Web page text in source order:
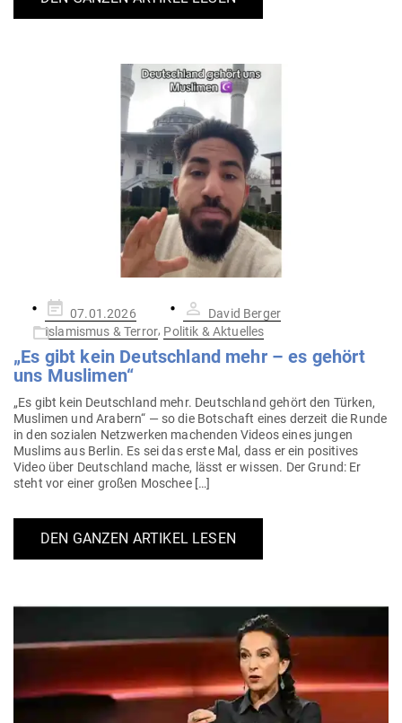
Gepostet
am
07.01.2026
David Berger
Islamismus & Terror, Politik & Aktuelles
„Es gibt kein Deutschland mehr – es gehört
uns Muslimen“
„Es gibt kein Deutschland mehr. Deutschland gehört den Türken,
Mus­limen und Arabern“ — so die Bot­schaft eines derzeit die Runde
in den sozialen Netz­werken machenden Videos eines jungen
Muslims aus Berlin. Es sei das erste Mal, dass er ein posi­tives
Video über Deutschland mache, lässt er wissen. Der Grund: Er
steht vor einer großen Moschee […]
DEN GANZEN ARTIKEL LESEN